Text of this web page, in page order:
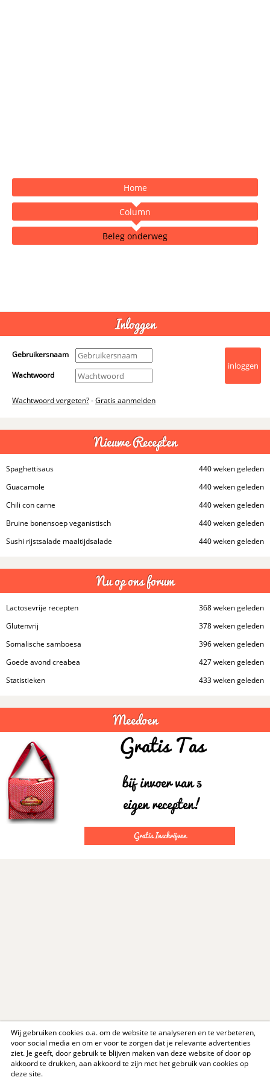
Wij gebruiken cookies o.a. om de website te analyseren en te verbeteren,
voor social media en om er voor te zorgen dat je relevante advertenties
ziet. Je geeft, door gebruik te blijven maken van deze website of door op
akkoord te drukken, aan akkoord te zijn met het gebruik van cookies op
deze site.
Home
Column
Beleg onderweg
- Advertentie - powered by
Inloggen
Gebruikersnaam
Wachtwoord
Wachtwoord vergeten?-Gratis aanmelden
Nieuwe Recepten
440 weken geleden
Spaghettisaus
440 weken geleden
Guacamole
440 weken geleden
Chili con carne
440 weken geleden
Bruine bonensoep veganistisch
440 weken geleden
Sushi rijstsalade maaltijdsalade
Nu op ons forum
368 weken geleden
Lactosevrije recepten
378 weken geleden
Glutenvrij
396 weken geleden
Somalische samboesa
427 weken geleden
Goede avond creabea
433 weken geleden
Statistieken
Meedoen
Gratis Tas
bij invoer van 5
eigen recepten!
Gratis Inschrijven